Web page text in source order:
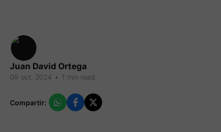
Juan David Ortega
09 oct. 2024 • 1 min read
Compartir: